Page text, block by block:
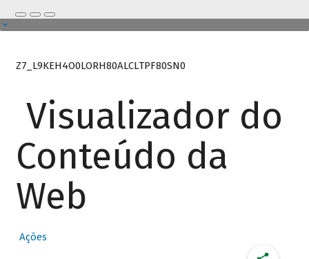
Z7_L9KEH4O0LORH80ALCLTPF80SN0
Visualizador do
Conteúdo da
Web
Ações